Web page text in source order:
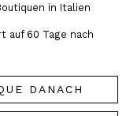
in Italien
auf 60 Tage nach
DANACH